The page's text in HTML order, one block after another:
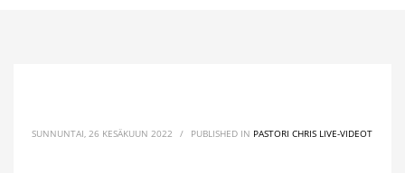
SUNNUNTAI, 26 KESÄKUUN 2022 / PUBLISHED IN PASTORI CHRIS LIVE-VIDEOT